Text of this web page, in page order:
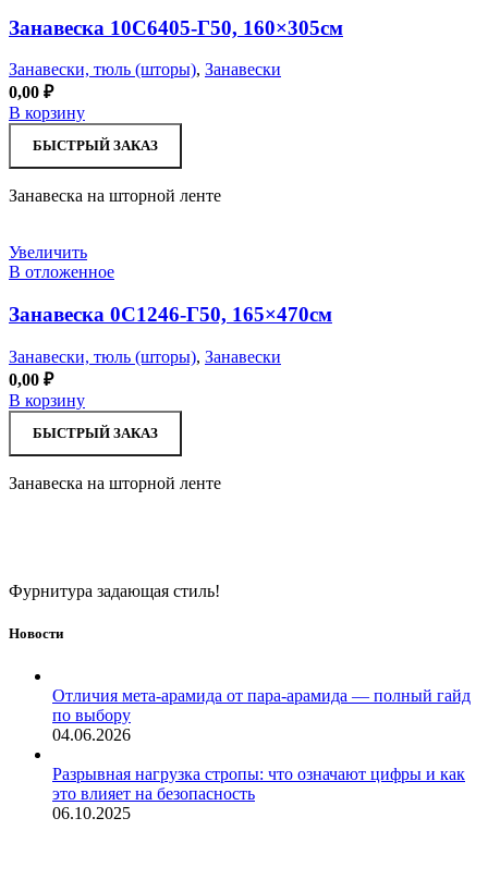
Занавеска 10С6405-Г50, 160×305см
Занавески, тюль (шторы), Занавески
0,00 ₽
В корзину
БЫСТРЫЙ ЗАКАЗ
Занавеска на шторной ленте
Увеличить
В отложенное
Занавеска 0С1246-Г50, 165×470см
Занавески, тюль (шторы), Занавески
0,00 ₽
В корзину
БЫСТРЫЙ ЗАКАЗ
Занавеска на шторной ленте
Фурнитура задающая стиль!
Новости
Отличия мета-арамида от пара-арамида — полный гайд
по выбору
04.06.2026
Разрывная нагрузка стропы: что означают цифры и как
это влияет на безопасность
06.10.2025